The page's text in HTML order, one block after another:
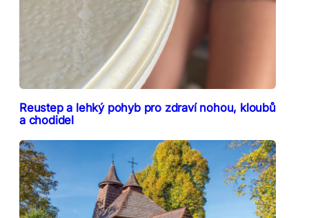
Reustep a lehký pohyb pro zdraví nohou, kloubů
a chodidel